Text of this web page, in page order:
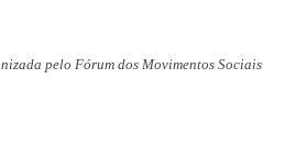
pelo Fórum dos Movimentos Sociais